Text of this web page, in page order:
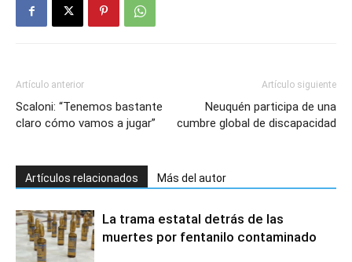
Artículo anterior
Scaloni: “Tenemos bastante
claro cómo vamos a jugar”
Artículo siguiente
Neuquén participa de una
cumbre global de discapacidad
Artículos relacionados Más del autor
La trama estatal detrás de las
muertes por fentanilo contaminado